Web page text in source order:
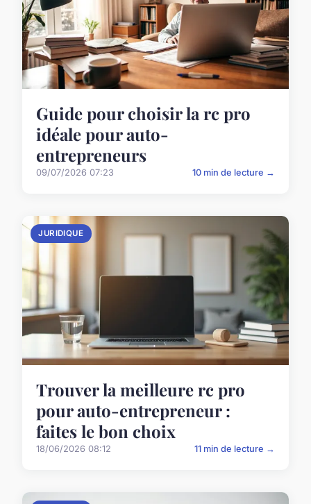
Guide pour choisir la rc pro
idéale pour auto-
entrepreneurs
09/07/2026 07:23 10 min de lecture →
JURIDIQUE
Trouver la meilleure rc pro
pour auto-entrepreneur :
faites le bon choix
18/06/2026 08:12 11 min de lecture →